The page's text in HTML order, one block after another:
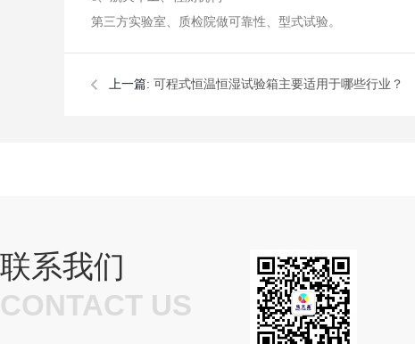
第三方实验室、质检院做可靠性、型式试验。
上一篇: 可程式恒温恒湿试验箱主要适用于哪些行业？
联系我们
CONTACT US